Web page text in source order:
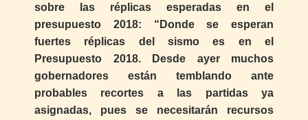
sobre las réplicas esperadas en el
presupuesto 2018: “Donde se esperan
fuertes réplicas del sismo es en el
Presupuesto 2018. Desde ayer muchos
gobernadores están temblando ante
probables recortes a las partidas ya
asignadas, pues se necesitarán recursos